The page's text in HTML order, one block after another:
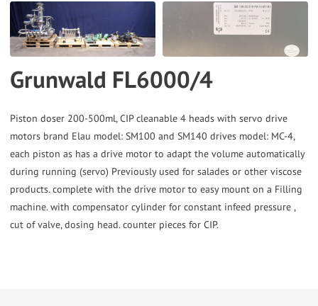
can
use
and
swipe
gestures.
Grunwald FL6000/4
Piston doser 200-500ml, CIP cleanable 4 heads with servo drive
motors brand Elau model: SM100 and SM140 drives model: MC-4,
each piston as has a drive motor to adapt the volume automatically
during running (servo) Previously used for salades or other viscose
products. complete with the drive motor to easy mount on a Filling
machine. with compensator cylinder for constant infeed pressure ,
cut of valve, dosing head. counter pieces for CIP.